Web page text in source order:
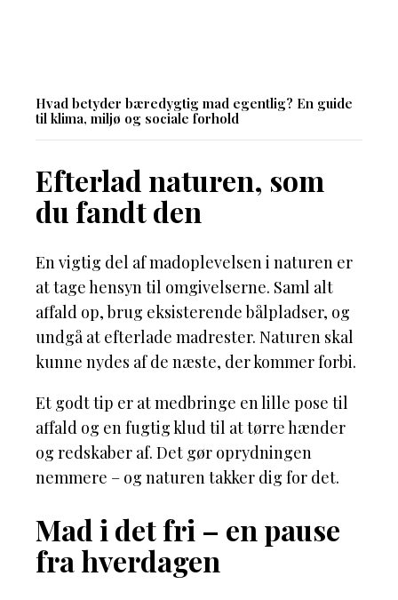
Hvad betyder bæredygtig mad egentlig? En guide
til klima, miljø og sociale forhold
Efterlad naturen, som
du fandt den
En vigtig del af madoplevelsen i naturen er
at tage hensyn til omgivelserne. Saml alt
affald op, brug eksisterende bålpladser, og
undgå at efterlade madrester. Naturen skal
kunne nydes af de næste, der kommer forbi.
Et godt tip er at medbringe en lille pose til
affald og en fugtig klud til at tørre hænder
og redskaber af. Det gør oprydningen
nemmere – og naturen takker dig for det.
Mad i det fri – en pause
fra hverdagen